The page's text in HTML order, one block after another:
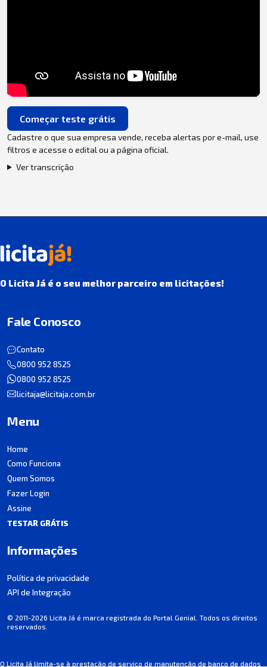
Começar teste grátis
Cadastre o que sua empresa vende, receba alertas por e-mail, use
filtros e acesse o edital ou a página oficial.
Ver transcrição
O Licita Já é o seu melhor parceiro em licitações!
O Licita Já limita-se à prestação de serviço de manutenção de banco de dados
Fale Conosco
Contato
0800 952 8525
0800 952 8525
licitaja@licitaja.com.br
Menu
Home
Como Funciona
Quem Somos
Fazer Login
Assine
TESTAR GRÁTIS
Informações
Política de privacidade
API de Integração
© 2011-2026 Licita Já é marca registrada do Portal Genial. Todos os direitos
reservados.